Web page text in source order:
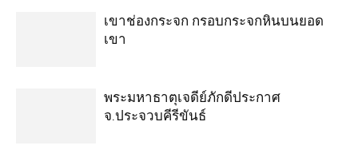
เขาช่องกระจก กรอบกระจกหินบนยอด
เขา
พระมหาธาตุเจดีย์ภักดีประกาศ
จ.ประจวบคีรีขันธ์